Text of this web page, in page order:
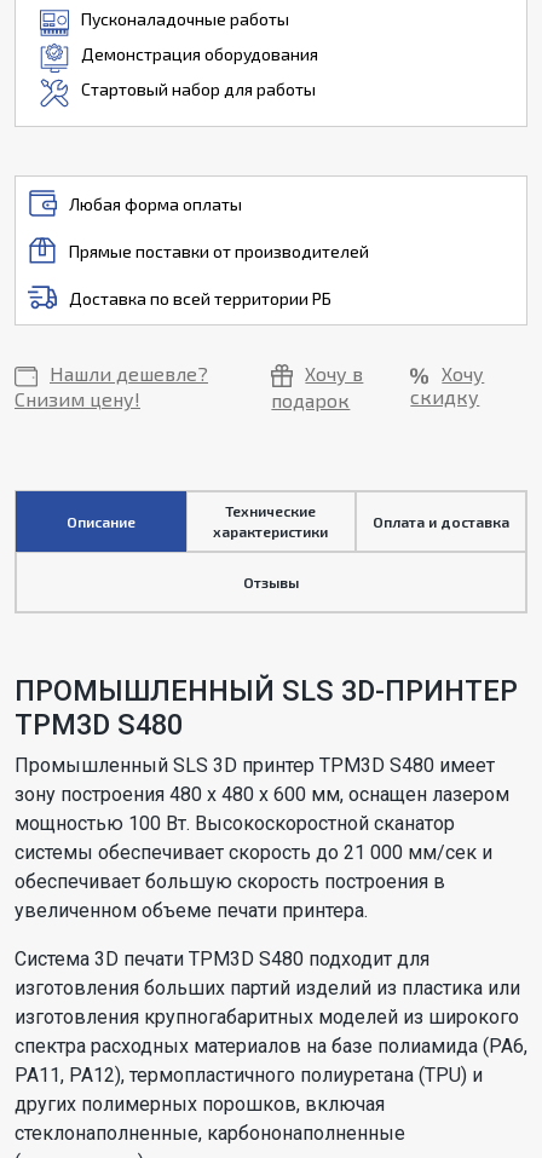
Пусконаладочные работы
Демонстрация оборудования
Стартовый набор для работы
Любая форма оплаты
Прямые поставки от производителей
Доставка по всей территории РБ
Нашли дешевле?
Снизим цену!
Хочу в
подарок
Хочу
скидку
Описание
Технические
характеристики
Оплата и доставка
Отзывы
ПРОМЫШЛЕННЫЙ SLS 3D-ПРИНТЕР
TPM3D S480
Промышленный SLS 3D принтер TPM3D S480 имеет
зону построения 480 х 480 х 600 мм, оснащен лазером
мощностью 100 Вт. Высокоскоростной сканатор
системы обеспечивает скорость до 21 000 мм/сек и
обеспечивает большую скорость построения в
увеличенном объеме печати принтера.
Система 3D печати TPM3D S480 подходит для
изготовления больших партий изделий из пластика или
изготовления крупногабаритных моделей из широкого
спектра расходных материалов на базе полиамида (PA6,
PA11, PA12), термопластичного полиуретана (TPU) и
других полимерных порошков, включая
стеклонаполненные, карбононаполненные